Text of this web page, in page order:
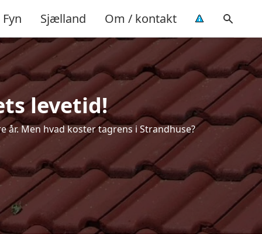
Fyn Sjælland Om / kontakt
levetid!
Men hvad koster tagrens i Strandhuse?